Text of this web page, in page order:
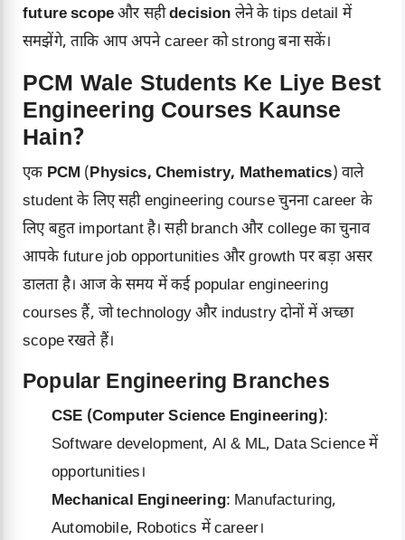
future scopeऔर सहीdecision लेने के tips detail में
समझेंगे, ताकि आप अपने career को strong बना सकें।
PCM Wale Students Ke Liye Best
Engineering Courses Kaunse
Hain?
एक PCM (Physics, Chemistry, Mathematics) वाले
student के लिए सही engineering course चुनना career के
लिए बहुत important है। सही branch और college का चुनाव
आपके future job opportunities और growth पर बड़ा असर
डालता है। आज के समय में कई popular engineering
courses हैं, जो technology और industry दोनों में अच्छा
scope रखते हैं।
Popular Engineering Branches
CSE (Computer Science Engineering):
Software development, AI & ML, Data Science में
opportunities।
Mechanical Engineering: Manufacturing,
Automobile, Robotics में career।